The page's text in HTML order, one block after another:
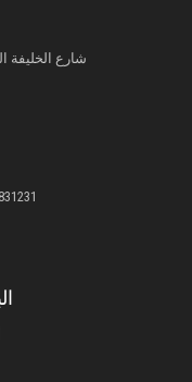
شارع الخليفة
- 26831474